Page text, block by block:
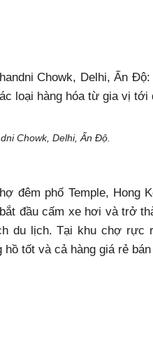
Chowk, Delhi, Ấn
loại hàng hóa từ gia vị tới
Chowk, Delhi, Ấn Độ.
đêm phố Temple, Hong
đầu cấm xe hơi và trở
du lịch. Tại khu chợ rực
hồ tốt và cả hàng giá rẻ